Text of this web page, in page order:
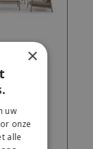
×
uw
onze
alle